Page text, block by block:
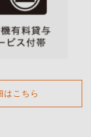
はこちら